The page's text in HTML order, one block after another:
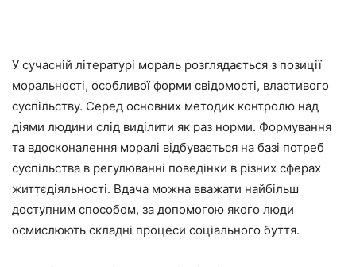
У сучасній літературі мораль розглядається з позиції
моральності, особливої форми свідомості, властивого
суспільству. Серед основних методик контролю над
діями людини слід виділити як раз норми. Формування
та вдосконалення моралі відбувається на базі потреб
суспільства в регулюванні поведінки в різних сферах
життєдіяльності. Вдача можна вважати найбільш
доступним способом, за допомогою якого люди
осмислюють складні процеси соціального буття.